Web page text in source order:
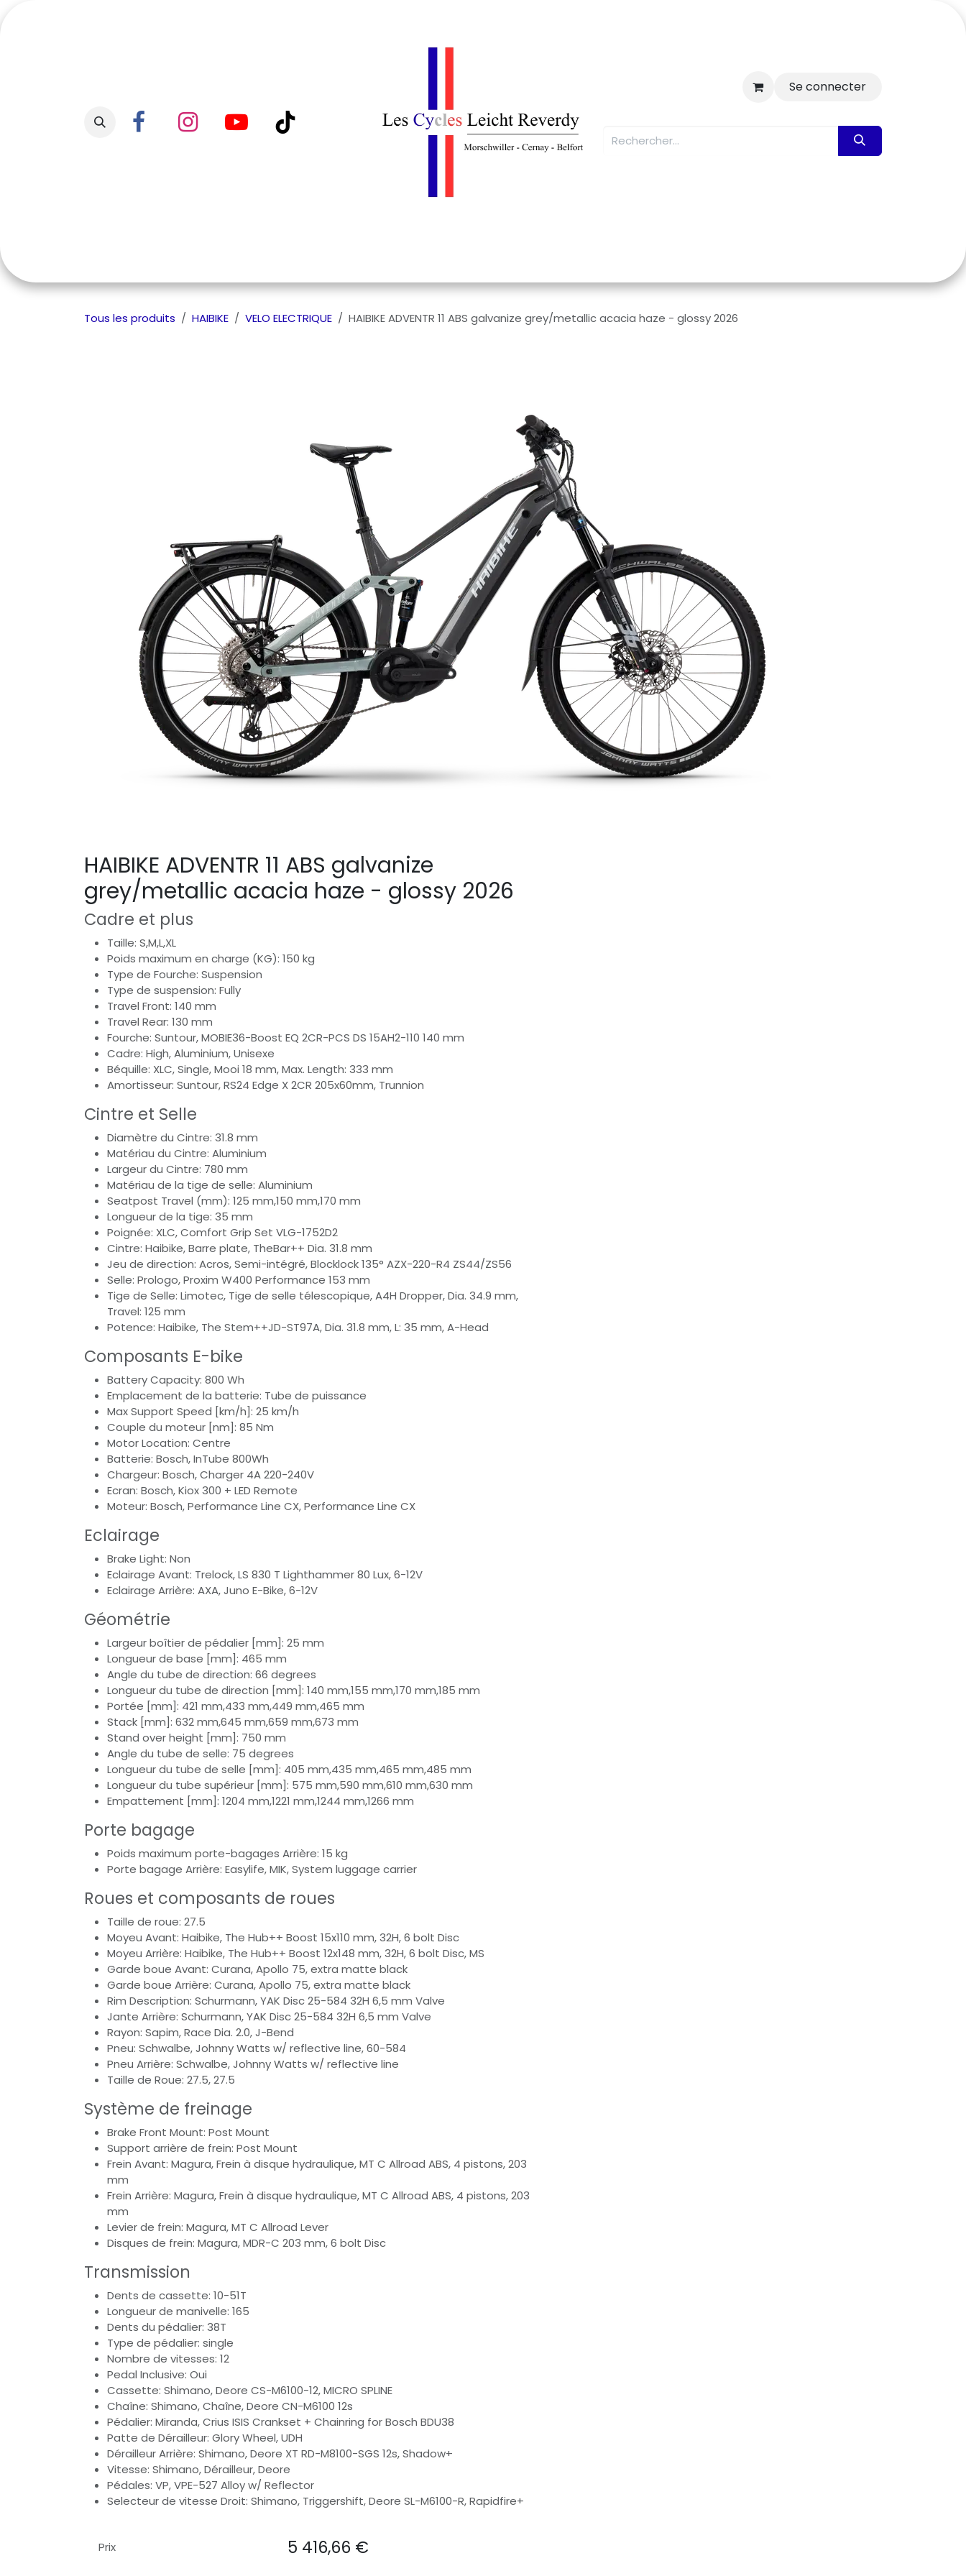
Se connecter
Tous les produits HAIBIKE VELO ELECTRIQUE HAIBIKE ADVENTR 11 ABS galvanize grey/metallic acacia haze - glossy 2026
HAIBIKE ADVENTR 11 ABS galvanize
grey/metallic acacia haze - glossy 2026
Cadre et plus
Taille: S,M,L,XL
Poids maximum en charge (KG): 150 kg
Type de Fourche: Suspension
Type de suspension: Fully
Travel Front: 140 mm
Travel Rear: 130 mm
Fourche: Suntour, MOBIE36-Boost EQ 2CR-PCS DS 15AH2-110 140 mm
Cadre: High, Aluminium, Unisexe
Béquille: XLC, Single, Mooi 18 mm, Max. Length: 333 mm
Amortisseur: Suntour, RS24 Edge X 2CR 205x60mm, Trunnion
Cintre et Selle
Diamètre du Cintre: 31.8 mm
Matériau du Cintre: Aluminium
Largeur du Cintre: 780 mm
Matériau de la tige de selle: Aluminium
Seatpost Travel (mm): 125 mm,150 mm,170 mm
Longueur de la tige: 35 mm
Poignée: XLC, Comfort Grip Set VLG-1752D2
Cintre: Haibike, Barre plate, TheBar++ Dia. 31.8 mm
Jeu de direction: Acros, Semi-intégré, Blocklock 135° AZX-220-R4 ZS44/ZS56
Selle: Prologo, Proxim W400 Performance 153 mm
Tige de Selle: Limotec, Tige de selle télescopique, A4H Dropper, Dia. 34.9 mm,
Travel: 125 mm
Potence: Haibike, The Stem++JD-ST97A, Dia. 31.8 mm, L: 35 mm, A-Head
Composants E-bike
Battery Capacity: 800 Wh
Emplacement de la batterie: Tube de puissance
Max Support Speed [km/h]: 25 km/h
Couple du moteur [nm]: 85 Nm
Motor Location: Centre
Batterie: Bosch, InTube 800Wh
Chargeur: Bosch, Charger 4A 220-240V
Ecran: Bosch, Kiox 300 + LED Remote
Moteur: Bosch, Performance Line CX, Performance Line CX
Eclairage
Brake Light: Non
Eclairage Avant: Trelock, LS 830 T Lighthammer 80 Lux, 6-12V
Eclairage Arrière: AXA, Juno E-Bike, 6-12V
Géométrie
Largeur boîtier de pédalier [mm]: 25 mm
Longueur de base [mm]: 465 mm
Angle du tube de direction: 66 degrees
Longueur du tube de direction [mm]: 140 mm,155 mm,170 mm,185 mm
Portée [mm]: 421 mm,433 mm,449 mm,465 mm
Stack [mm]: 632 mm,645 mm,659 mm,673 mm
Stand over height [mm]: 750 mm
Angle du tube de selle: 75 degrees
Longueur du tube de selle [mm]: 405 mm,435 mm,465 mm,485 mm
Longueur du tube supérieur [mm]: 575 mm,590 mm,610 mm,630 mm
Empattement [mm]: 1204 mm,1221 mm,1244 mm,1266 mm
Porte bagage
Poids maximum porte-bagages Arrière: 15 kg
Porte bagage Arrière: Easylife, MIK, System luggage carrier
Roues et composants de roues
Taille de roue: 27.5
Moyeu Avant: Haibike, The Hub++ Boost 15x110 mm, 32H, 6 bolt Disc
Moyeu Arrière: Haibike, The Hub++ Boost 12x148 mm, 32H, 6 bolt Disc, MS
Garde boue Avant: Curana, Apollo 75, extra matte black
Garde boue Arrière: Curana, Apollo 75, extra matte black
Rim Description: Schurmann, YAK Disc 25-584 32H 6,5 mm Valve
Jante Arrière: Schurmann, YAK Disc 25-584 32H 6,5 mm Valve
Rayon: Sapim, Race Dia. 2.0, J-Bend
Pneu: Schwalbe, Johnny Watts w/ reflective line, 60-584
Pneu Arrière: Schwalbe, Johnny Watts w/ reflective line
Taille de Roue: 27.5, 27.5
Système de freinage
Brake Front Mount: Post Mount
Support arrière de frein: Post Mount
Frein Avant: Magura, Frein à disque hydraulique, MT C Allroad ABS, 4 pistons, 203
mm
Frein Arrière: Magura, Frein à disque hydraulique, MT C Allroad ABS, 4 pistons, 203
mm
Levier de frein: Magura, MT C Allroad Lever
Disques de frein: Magura, MDR-C 203 mm, 6 bolt Disc
Transmission
Dents de cassette: 10-51T
Longueur de manivelle: 165
Dents du pédalier: 38T
Type de pédalier: single
Nombre de vitesses: 12
Pedal Inclusive: Oui
Cassette: Shimano, Deore CS-M6100-12, MICRO SPLINE
Chaîne: Shimano, Chaîne, Deore CN-M6100 12s
Pédalier: Miranda, Crius ISIS Crankset + Chainring for Bosch BDU38
Patte de Dérailleur: Glory Wheel, UDH
Dérailleur Arrière: Shimano, Deore XT RD-M8100-SGS 12s, Shadow+
Vitesse: Shimano, Dérailleur, Deore
Pédales: VP, VPE-527 Alloy w/ Reflector
Selecteur de vitesse Droit: Shimano, Triggershift, Deore SL-M6100-R, Rapidfire+
Prix 5 416,66 €